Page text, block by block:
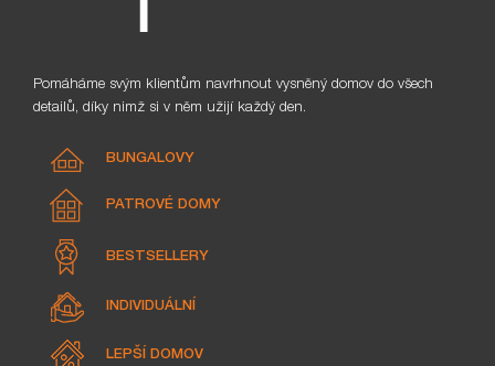
Pomáháme svým klientům navrhnout vysněný domov do všech
detailů, díky nimž si v něm užijí každý den.
BUNGALOVY
PATROVÉ DOMY
BESTSELLERY
INDIVIDUÁLNÍ
LEPŠÍ DOMOV